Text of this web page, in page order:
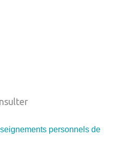
personnels de